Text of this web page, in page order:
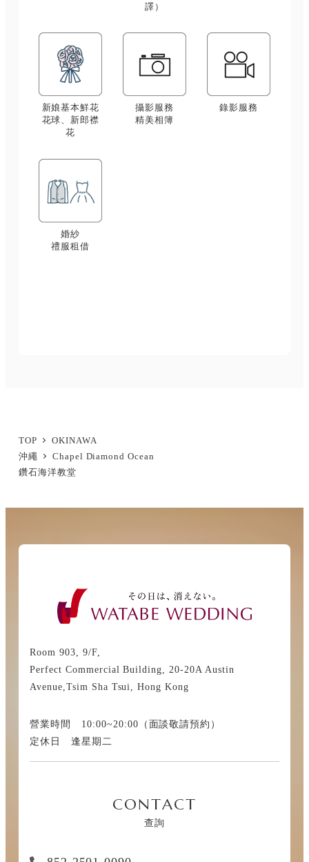
譯）
新娘基本鮮花
花球、新郎襟
花
攝影服務
精美相簿
錄影服務
婚紗
禮服租借
TOP
OKINAWA
沖繩
Chapel Diamond Ocean
鑽石海洋教堂
Room 903, 9/F,
Perfect Commercial Building, 20-20A Austin
Avenue,Tsim Sha Tsui, Hong Kong
營業時間 10:00~20:00（面談敬請預約）
定休日 逢星期二
CONTACT
查詢